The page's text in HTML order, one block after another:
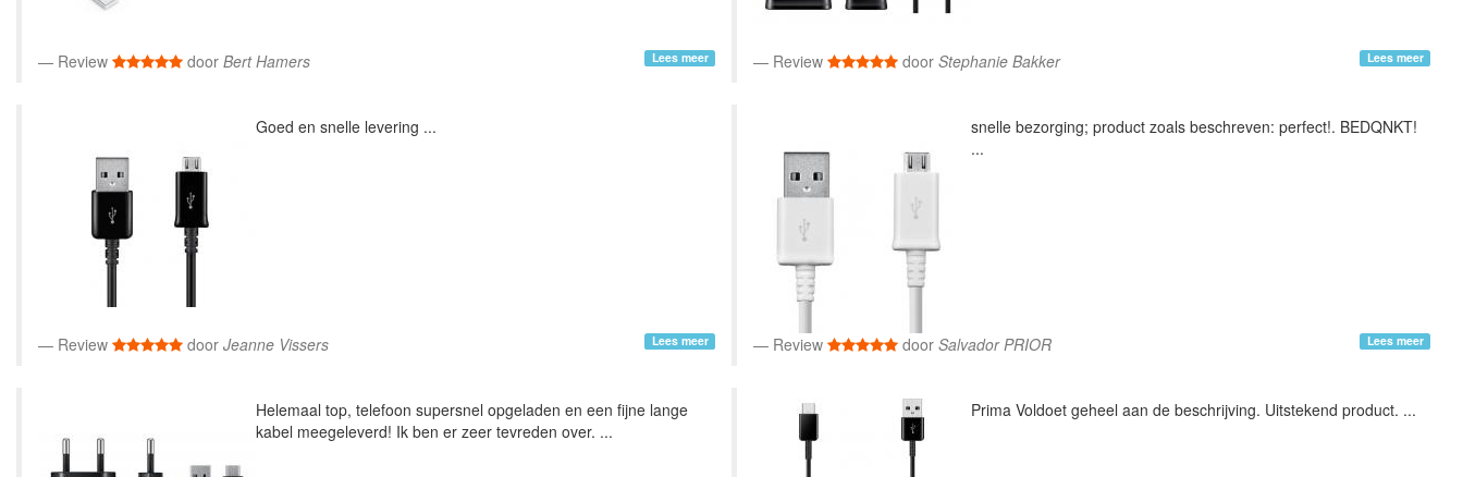
Review door Bert Hamers Lees meer Review door Stephanie Bakker Lees meer
Goed en snelle levering ...
Review door Jeanne Vissers Lees meer
snelle bezorging; product zoals beschreven: perfect!. BEDQNKT!
...
Review door Salvador PRIOR Lees meer
Helemaal top, telefoon supersnel opgeladen en een fijne lange
kabel meegeleverd! Ik ben er zeer tevreden over. ...
Prima Voldoet geheel aan de beschrijving. Uitstekend product. ...